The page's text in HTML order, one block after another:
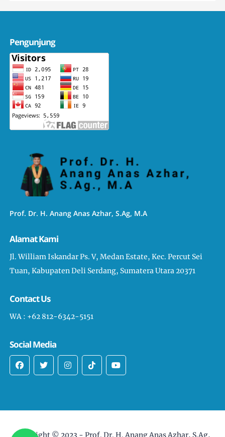
Pengunjung
Prof. Dr. H. Anang Anas Azhar, S.Ag, M.A
Alamat Kami
Jl. William Iskandar Ps. V, Medan Estate, Kec. Percut Sei
Tuan, Kabupaten Deli Serdang, Sumatera Utara 20371
Contact Us
WA : +62 812-6342-5151
Social Media
Copyright © 2023 - Prof. Dr. H. Anang Anas Azhar, S.Ag,